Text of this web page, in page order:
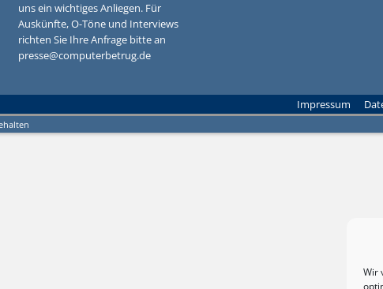
Wir
uns ein wichtiges Anliegen. Für
Auskünfte, O-Töne und Interviews
richten Sie Ihre Anfrage bitte an
presse@computerbetrug.de
Impressum